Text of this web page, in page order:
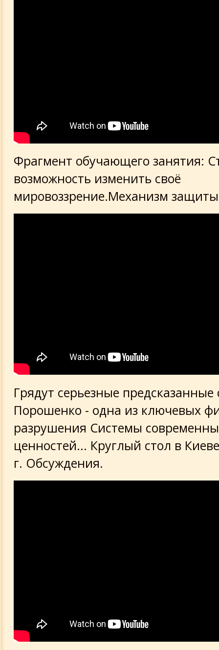
Фрагмент обучающего занятия:
возможность изменить своё
мировоззрение.Механизм защиты
Грядут серьезные
Порошенко - одна из ключевых
разрушения Системы
ценностей... Круглый стол в
г. Обсуждения.